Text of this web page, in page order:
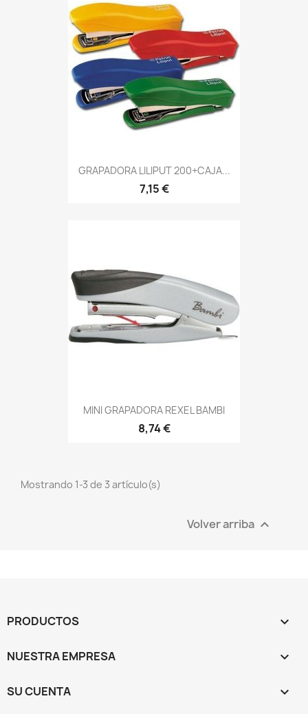
GRAPADORA LILIPUT 200+CAJA...
7,15 €
MINI GRAPADORA REXEL BAMBI
8,74 €
Mostrando 1-3 de 3 artículo(s)
Volver arriba 
PRODUCTOS 
NUESTRA EMPRESA 
SU CUENTA 